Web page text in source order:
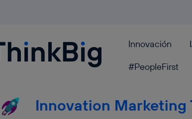
Blogthinkbig.com Innovación
#PeopleFirst
Innovation Marketing